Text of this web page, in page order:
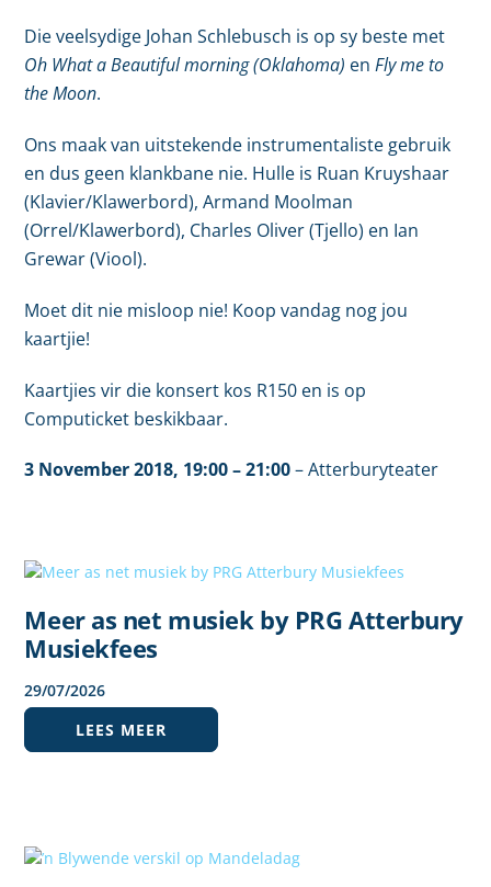
Die veelsydige Johan Schlebusch is op sy beste met
Oh What a Beautiful morning (Oklahoma) enFly me to
the Moon.
Ons maak van uitstekende instrumentaliste gebruik
en dus geen klankbane nie. Hulle is Ruan Kruyshaar
(Klavier/Klawerbord), Armand Moolman
(Orrel/Klawerbord), Charles Oliver (Tjello) en Ian
Grewar (Viool).
Moet dit nie misloop nie! Koop vandag nog jou
kaartjie!
Kaartjies vir die konsert kos R150 en is op
Computicket beskikbaar.
3 November2018, 19:00– 21:00 –Atterburyteater
Meer as net musiek by PRG Atterbury
Musiekfees
29/07/2026
LEES MEER